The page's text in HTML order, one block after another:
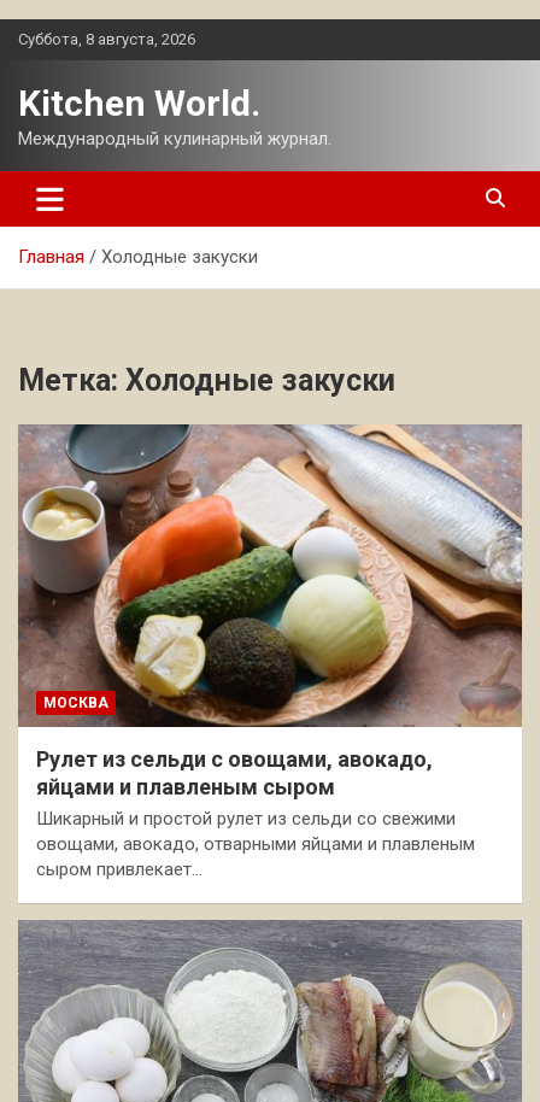
Перейти
Суббота, 8 августа, 2026
Kitchen World.
Международный кулинарный журнал.
Главная Холодные закуски
Метка: Холодные закуски
МОСКВА
Рулет из сельди с овощами, авокадо,
яйцами и плавленым сыром
Шикарный и простой рулет из сельди со свежими
овощами, авокадо, отварными яйцами и плавленым
сыром привлекает…